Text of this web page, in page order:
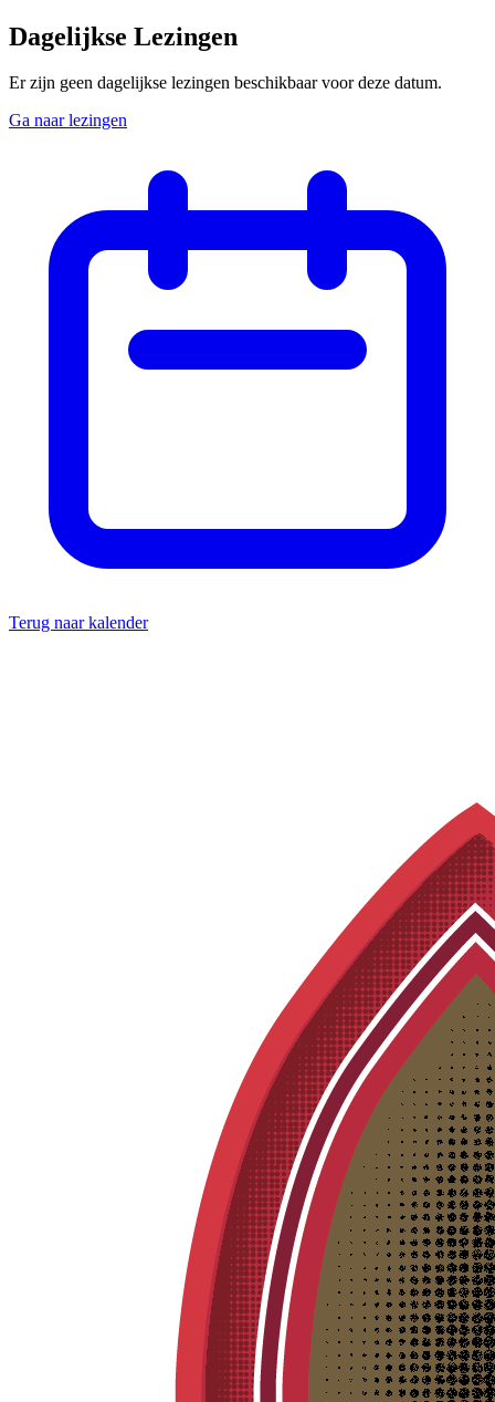
Dagelijkse Lezingen
Er zijn geen dagelijkse lezingen beschikbaar voor deze datum.
Ga naar lezingen
Terug naar kalender